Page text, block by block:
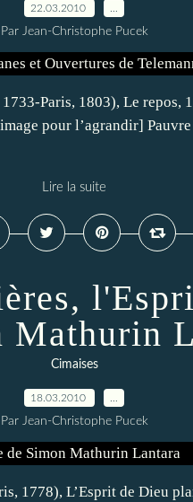
22.03.2010
Par Jean-Christophe Pucek
Paris, 1803), Le repos,
pour l’agrandir]
Lire la suite
Mathurin
Cimaises
18.03.2010
Par Jean-Christophe Pucek
1778), L’Esprit de Dieu